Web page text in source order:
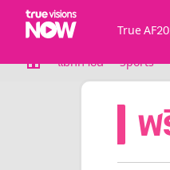
True
True AF2026
แพ็กเกจ
NOW SPORTS
NOW BUNDLES
NOW Muay Thai
แม็กกาซีน Sports
พ